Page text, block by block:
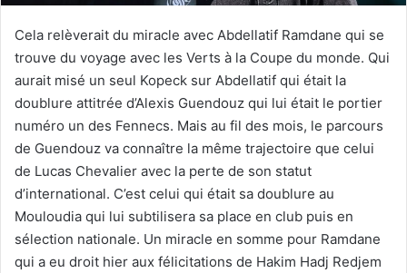
Cela relèverait du miracle avec Abdellatif Ramdane qui se
trouve du voyage avec les Verts à la Coupe du monde. Qui
aurait misé un seul Kopeck sur Abdellatif qui était la
doublure attitrée d’Alexis Guendouz qui lui était le portier
numéro un des Fennecs. Mais au fil des mois, le parcours
de Guendouz va connaître la même trajectoire que celui
de Lucas Chevalier avec la perte de son statut
d’international. C’est celui qui était sa doublure au
Mouloudia qui lui subtilisera sa place en club puis en
sélection nationale. Un miracle en somme pour Ramdane
qui a eu droit hier aux félicitations de Hakim Hadj Redjem